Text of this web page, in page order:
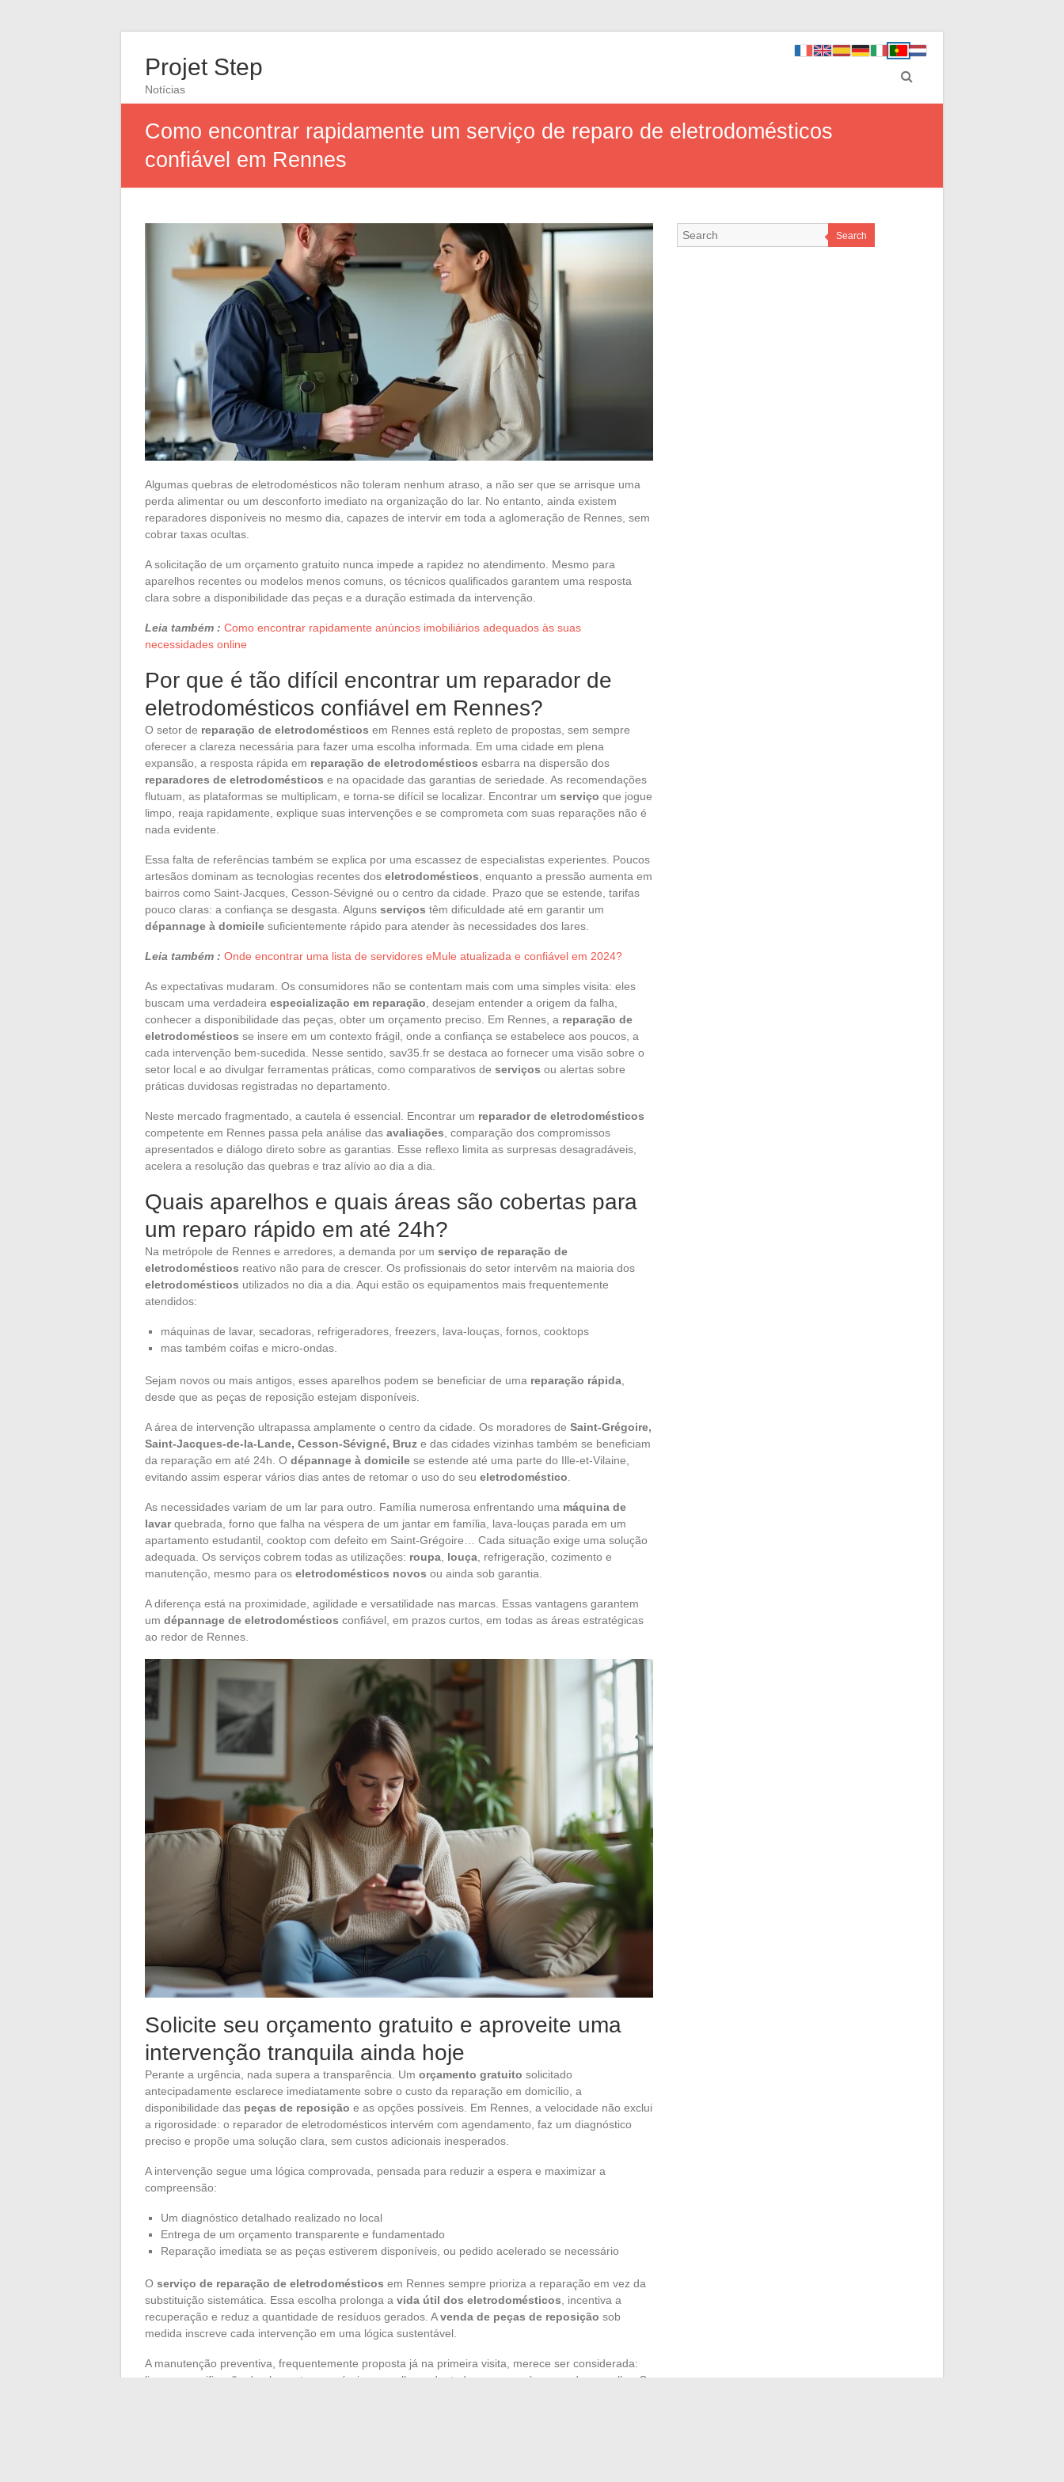
Projet Step
Notícias
Como encontrar rapidamente um serviço de reparo de eletrodomésticos
confiável em Rennes
Algumas quebras de eletrodomésticos não toleram nenhum atraso, a não ser que se arrisque uma
perda alimentar ou um desconforto imediato na organização do lar. No entanto, ainda existem
reparadores disponíveis no mesmo dia, capazes de intervir em toda a aglomeração de Rennes, sem
cobrar taxas ocultas.
A solicitação de um orçamento gratuito nunca impede a rapidez no atendimento. Mesmo para
aparelhos recentes ou modelos menos comuns, os técnicos qualificados garantem uma resposta
clara sobre a disponibilidade das peças e a duração estimada da intervenção.
Leia também : Como encontrar rapidamente anúncios imobiliários adequados às suas
necessidades online
Por que é tão difícil encontrar um reparador de
eletrodomésticos confiável em Rennes?
O setor de reparação de eletrodomésticos em Rennes está repleto de propostas, sem sempre
oferecer a clareza necessária para fazer uma escolha informada. Em uma cidade em plena
expansão, a resposta rápida em reparação de eletrodomésticos esbarra na dispersão dos
reparadores de eletrodomésticos e na opacidade das garantias de seriedade. As recomendações
flutuam, as plataformas se multiplicam, e torna-se difícil se localizar. Encontrar um serviço que jogue
limpo, reaja rapidamente, explique suas intervenções e se comprometa com suas reparações não é
nada evidente.
Essa falta de referências também se explica por uma escassez de especialistas experientes. Poucos
artesãos dominam as tecnologias recentes dos eletrodomésticos , enquanto a pressão aumenta em
bairros como Saint-Jacques, Cesson-Sévigné ou o centro da cidade. Prazo que se estende, tarifas
pouco claras: a confiança se desgasta. Alguns serviços têm dificuldade até em garantir um
dépannage à domicile suficientemente rápido para atender às necessidades dos lares.
Leia também : Onde encontrar uma lista de servidores eMule atualizada e confiável em 2024?
As expectativas mudaram. Os consumidores não se contentam mais com uma simples visita: eles
buscam uma verdadeira especialização em reparação , desejam entender a origem da falha,
conhecer a disponibilidade das peças, obter um orçamento preciso. Em Rennes, a reparação de
eletrodomésticos se insere em um contexto frágil, onde a confiança se estabelece aos poucos, a
cada intervenção bem-sucedida. Nesse sentido, sav35.fr se destaca ao fornecer uma visão sobre o
setor local e ao divulgar ferramentas práticas, como comparativos de serviços ou alertas sobre
práticas duvidosas registradas no departamento.
Neste mercado fragmentado, a cautela é essencial. Encontrar um reparador de eletrodomésticos
competente em Rennes passa pela análise das avaliações , comparação dos compromissos
apresentados e diálogo direto sobre as garantias. Esse reflexo limita as surpresas desagradáveis,
acelera a resolução das quebras e traz alívio ao dia a dia.
Quais aparelhos e quais áreas são cobertas para
um reparo rápido em até 24h?
Na metrópole de Rennes e arredores, a demanda por um serviço de reparação de
eletrodomésticos reativo não para de crescer. Os profissionais do setor intervêm na maioria dos
eletrodomésticos utilizados no dia a dia. Aqui estão os equipamentos mais frequentemente
atendidos:
máquinas de lavar, secadoras, refrigeradores, freezers, lava-louças, fornos, cooktops
mas também coifas e micro-ondas.
Sejam novos ou mais antigos, esses aparelhos podem se beneficiar de uma reparação rápida
desde que as peças de reposição estejam disponíveis.
A área de intervenção ultrapassa amplamente o centro da cidade. Os moradores de Saint-Grégoire,
Saint-Jacques-de-la-Lande, Cesson-Sévigné, Bruz e das cidades vizinhas também se beneficiam
da reparação em até 24h. O dépannage à domicile se estende até uma parte do Ille-et-Vilaine,
evitando assim esperar vários dias antes de retomar o uso do seu eletrodoméstico
As necessidades variam de um lar para outro. Família numerosa enfrentando uma máquina de
lavarquebrada, forno que falha na véspera de um jantar em família, lava-louças parada em um
apartamento estudantil, cooktop com defeito em Saint-Grégoire… Cada situação exige uma solução
adequada. Os serviços cobrem todas as utilizações: roupa louça , refrigeração, cozimento e
manutenção, mesmo para os eletrodomésticos novos ou ainda sob garantia.
A diferença está na proximidade, agilidade e versatilidade nas marcas. Essas vantagens garantem
um dépannage de eletrodomésticos confiável, em prazos curtos, em todas as áreas estratégicas
ao redor de Rennes.
Solicite seu orçamento gratuito e aproveite uma
intervenção tranquila ainda hoje
Perante a urgência, nada supera a transparência. Um orçamento gratuito solicitado
antecipadamente esclarece imediatamente sobre o custo da reparação em domicílio, a
disponibilidade das peças de reposição e as opções possíveis. Em Rennes, a velocidade não exclui
a rigorosidade: o reparador de eletrodomésticos intervém com agendamento, faz um diagnóstico
preciso e propõe uma solução clara, sem custos adicionais inesperados.
A intervenção segue uma lógica comprovada, pensada para reduzir a espera e maximizar a
compreensão:
Um diagnóstico detalhado realizado no local
Entrega de um orçamento transparente e fundamentado
Reparação imediata se as peças estiverem disponíveis, ou pedido acelerado se necessário
O serviço de reparação de eletrodomésticos em Rennes sempre prioriza a reparação em vez da
substituição sistemática. Essa escolha prolonga a vida útil dos eletrodomésticos , incentiva a
recuperação e reduz a quantidade de resíduos gerados. Avenda de peças de reposição sob
medida inscreve cada intervenção em uma lógica sustentável.
A manutenção preventiva, frequentemente proposta já na primeira visita, merece ser considerada:
limpeza, verificação de elementos sensíveis, conselhos adaptados ao uso e à marca do aparelho. O
Search